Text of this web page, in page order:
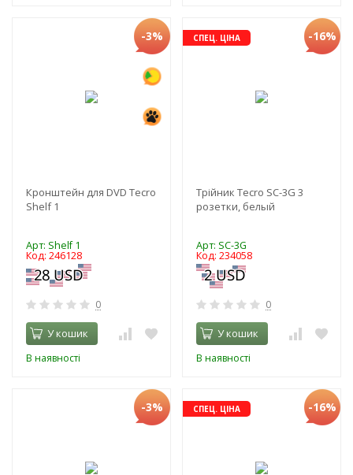
-3%
Кронштейн для DVD Tecro
Shelf 1
Арт: Shelf 1
Код: 246128
0
У кошик
В наявності
СПЕЦ. ЦІНА -16%
Трійник Tecro SC-3G 3
розетки, белый
Арт: SC-3G
Код: 234058
0
У кошик
В наявності
-3% СПЕЦ. ЦІНА -16%